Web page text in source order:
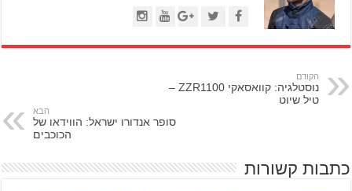
הקודם
נוסטלגיה: קוואסאקי ZZR1100 –
טיל שיוט
הבא
סופר אנדורו ישראל: הווידאו של
הכוכבים
כתבות קשורות